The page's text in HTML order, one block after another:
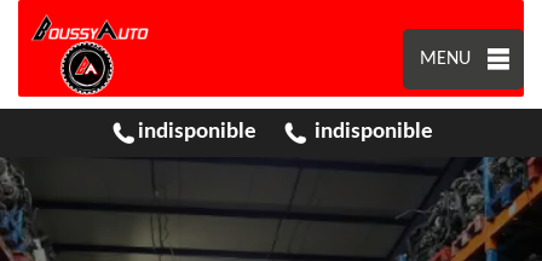
MENU
indisponible indisponible